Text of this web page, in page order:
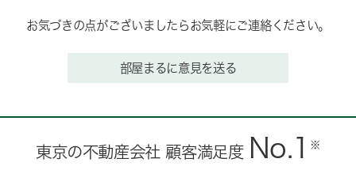
お気づきの点がございましたらお気軽にご連絡ください。
部屋まるに意見を送る
東京の不動産会社 顧客満足度 No.1 ※